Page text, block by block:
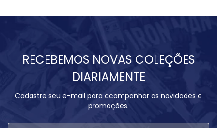
RECEBEMOS NOVAS COLEÇÕES
DIARIAMENTE
Cadastre seu e-mail para acompanhar as novidades e
promoções.